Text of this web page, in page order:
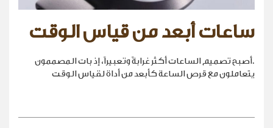
ساعات أبعد من قياس الوقت
.أصبح تصميم الساعات أكثر غرابةً وتعبيراً، إذ بات المصممون
يتعاملون مع قرص الساعة كأبعد من أداة لقياس الوقت